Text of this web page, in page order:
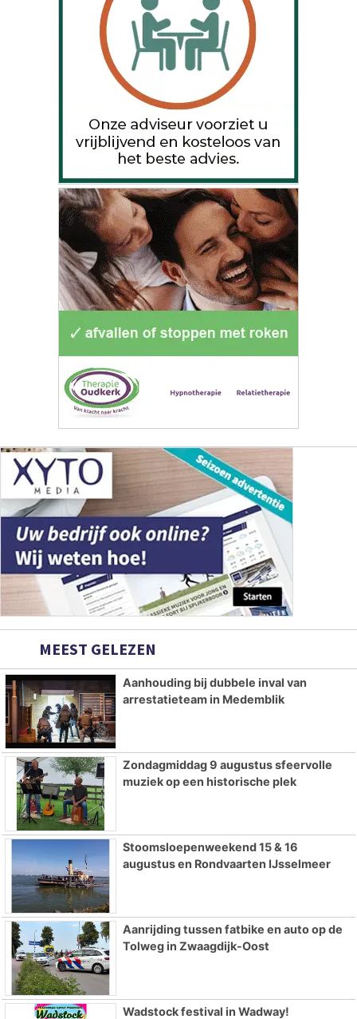
MEEST GELEZEN
Aanhouding bij dubbele inval van
arrestatieteam in Medemblik
Zondagmiddag 9 augustus sfeervolle
muziek op een historische plek
Stoomsloepenweekend 15 & 16
augustus en Rondvaarten IJsselmeer
Aanrijding tussen fatbike en auto op de
Tolweg in Zwaagdijk-Oost
Wadstock festival in Wadway!